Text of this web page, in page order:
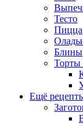
Тесто
Пицца
Блины
Ещё